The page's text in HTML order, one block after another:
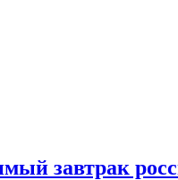
завтрак